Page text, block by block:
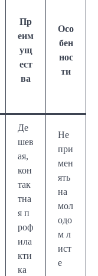
Пр
еим
ущ
ест
ва
Осо
бен
нос
ти
Де
шев
ая,
кон
так
тна
я п
роф
ила
кти
ка
Не
при
мен
ять
на
мол
одо
м л
ист
е